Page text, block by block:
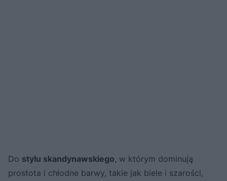
Do stylu skandynawskiego, w którym dominują
prostota i chłodne barwy, takie jak biele i szarości,